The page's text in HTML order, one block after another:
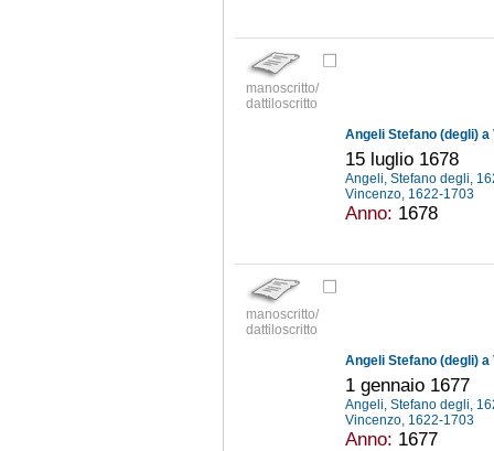
manoscritto/
dattiloscritto
Angeli Stefano (degli)
15 luglio 1678
Angeli, Stefano degli,
Vincenzo, 1622-1703
Anno: 1678
manoscritto/
dattiloscritto
Angeli Stefano (degli)
1 gennaio 1677
Angeli, Stefano degli,
Vincenzo, 1622-1703
Anno: 1677